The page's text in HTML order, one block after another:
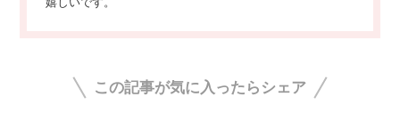
嬉しいです。
この記事が気に入ったらシェア